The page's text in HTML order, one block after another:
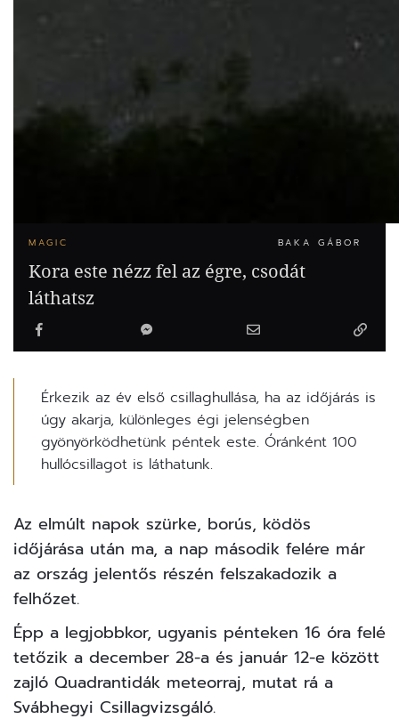
MAGIC BAKA GÁBOR
Kora este nézz fel az égre, csodát
láthatsz
Érkezik az év első csillaghullása, ha az időjárás is
úgy akarja, különleges égi jelenségben
gyönyörködhetünk péntek este. Óránként 100
hullócsillagot is láthatunk.
Az elmúlt napok szürke, borús, ködös
időjárása után ma, a nap második felére már
az ország jelentős részén felszakadozik a
felhőzet.
Épp a legjobbkor, ugyanis pénteken 16 óra felé
tetőzik a december 28-a és január 12-e között
zajló Quadrantidák meteorraj, mutat rá a
Svábhegyi Csillagvizsgáló.